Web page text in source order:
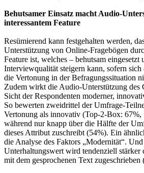
Behutsamer Einsatz macht Audio-
interessantem Feature
Resümierend kann festgehalten werden,
Unterstützung von Online-Fragebögen
Feature ist, welches – behutsam
Interviewqualität steigern kann, sofern sich
die Vertonung in der Befragungssituation
Zudem wirkt die Audio-Unterstützung des
Sicht der Respondenten moderner,
So bewerten zweidrittel der Umfrage-
Vertonung als innovativ (Top-2-Box: 67%,
während nur knapp über die Hälfte der
dieses Attribut zuschreibt (54%). Ein
die Analyse des Faktors „Modernität“.
Unterhaltungswert wird tendenziell stärker
mit dem gesprochenen Text zugeschrieben